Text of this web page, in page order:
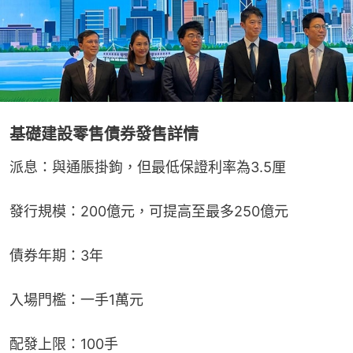
基礎建設零售債券發售詳情
派息：與通脹掛鉤，但最低保證利率為3.5厘
發行規模：200億元，可提高至最多250億元
債券年期：3年
入場門檻：一手1萬元
配發上限：100手